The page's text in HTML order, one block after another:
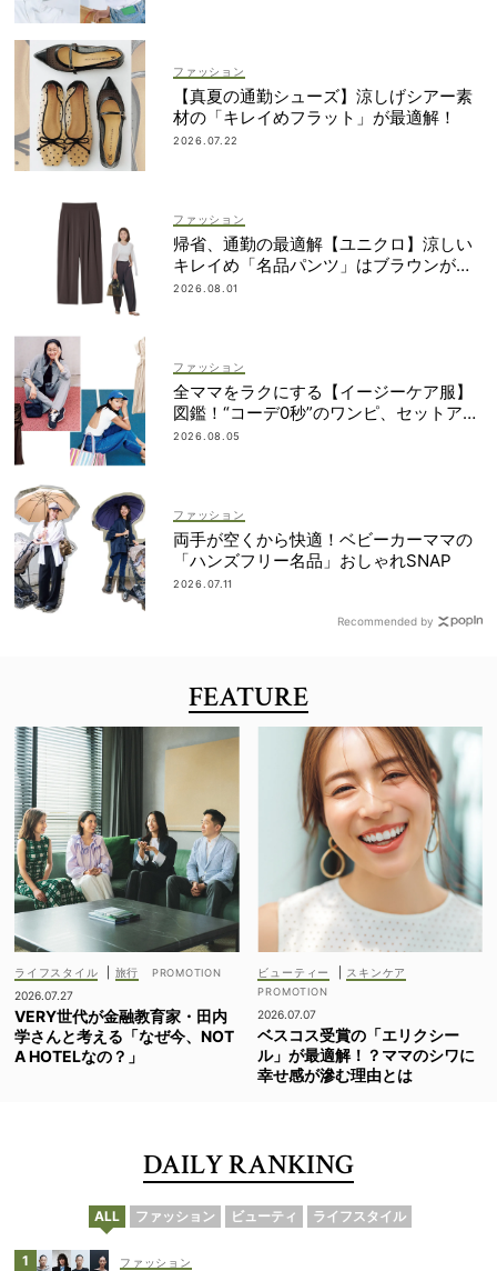
ファッション
【真夏の通勤シューズ】涼しげシアー素
材の「キレイめフラット」が最適解！
2026.07.22
ファッション
帰省、通勤の最適解【ユニクロ】涼しい
キレイめ「名品パンツ」はブラウンが使
える！
2026.08.01
ファッション
全ママをラクにする【イージーケア服】
図鑑！“コーデ0秒”のワンピ、セットアッ
プetc.
2026.08.05
ファッション
両手が空くから快適！ベビーカーママの
「ハンズフリー名品」おしゃれSNAP
2026.07.11
Recommended by
FEATURE
ライフスタイル
旅行
2026.07.27
VERY世代が金融教育家・田内
学さんと考える「なぜ今、NOT
A HOTELなの？」
ビューティー スキンケア
2026.07.07
ベスコス受賞の「エリクシー
ル」が最適解！？ママのシワに
幸せ感が滲む理由とは
DAILY RANKING
ALL ファッション ビューティ ライフスタイル
ファッション